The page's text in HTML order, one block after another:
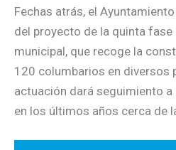
Fechas atrás, el
del proyecto de la quinta
municipal, que recoge la
120 columbarios en diversos
actuación dará seguimiento
en los últimos años cerca de